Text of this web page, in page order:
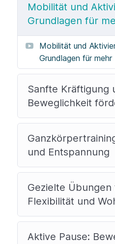
Gesundheitsförderung
folgenden Längen:
4:40 min
2:39 min
3:42 min
4:04 min
Gesamtlaufzeit: 24
Die Inhalte sind ab Kauf
Mobilität und
Grundlagen für
Mobilität und
Grundlagen für mehr
Sanfte Kräftigung
Beweglichkeit
und Entspannung
Gezielte
Flexibilität und
Aktive Pause: